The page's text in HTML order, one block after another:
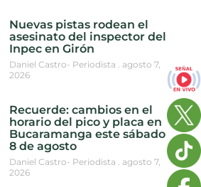
Nuevas pistas rodean el
asesinato del inspector del
Inpec en Girón
Daniel Castro- Periodista
agosto 7,
2026
Recuerde: cambios en el
horario del pico y placa en
Bucaramanga este sábado
8 de agosto
Daniel Castro- Periodista
agosto 7,
2026